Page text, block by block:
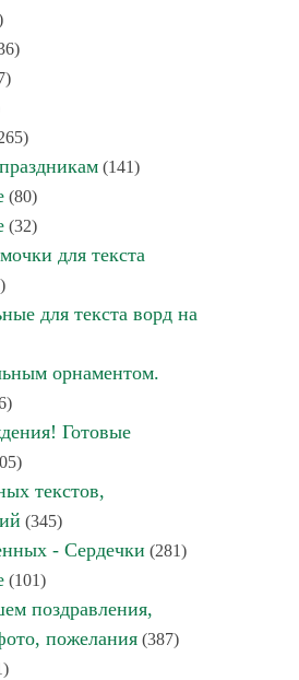
(141)
(80)
(32)
для текста
для текста ворд на
орнаментом.
Готовые
текстов,
(345)
- Сердечки (281)
(101)
поздравления,
пожелания(387)